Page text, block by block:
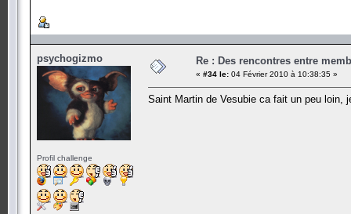
psychogizmo
Profil challenge
Re : Des rencontres entre
« #34 le: 04 Février 2010 à 10:38:35 »
Saint Martin de Vesubie ca fait un peu loin,